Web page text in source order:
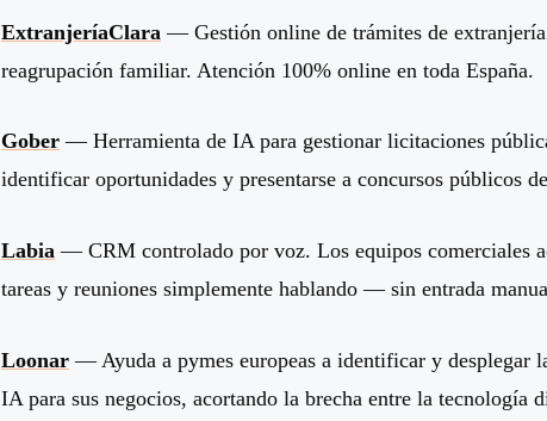
ExtranjeríaClara — Gestión online de trámites de
reagrupación familiar. Atención 100% online en toda España.
Gober — Herramienta de IA para gestionar licitaciones
identificar oportunidades y presentarse a concursos públicos
Labia — CRM controlado por voz. Los equipos comerciales
tareas y reuniones simplemente hablando — sin entrada
Loonar — Ayuda a pymes europeas a identificar y desplegar
IA para sus negocios, acortando la brecha entre la tecnología